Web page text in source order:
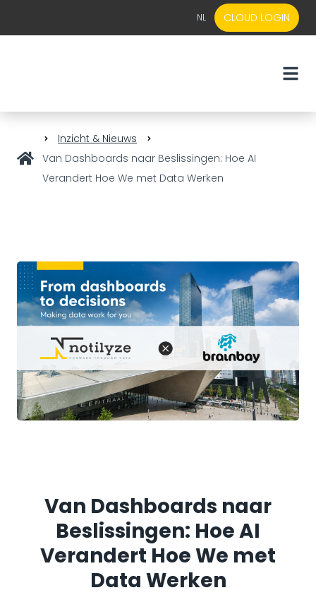
NL CLOUD LOGIN
Inzicht & Nieuws
Van Dashboards naar Beslissingen: Hoe AI
Verandert Hoe We met Data Werken
Van Dashboards naar
Beslissingen: Hoe AI
Verandert Hoe We met
Data Werken